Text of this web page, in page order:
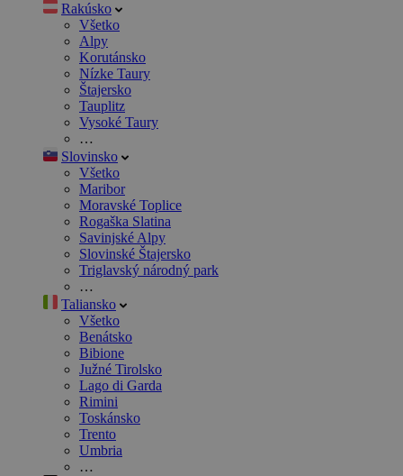
Rakúsko
Všetko
Alpy
Korutánsko
Nízke Taury
Štajersko
Tauplitz
Vysoké Taury
…
Slovinsko
Všetko
Maribor
Moravské Toplice
Rogaška Slatina
Savinjské Alpy
Slovinské Štajersko
Triglavský národný park
…
Taliansko
Všetko
Benátsko
Bibione
Južné Tirolsko
Lago di Garda
Rimini
Toskánsko
Trento
Umbria
…